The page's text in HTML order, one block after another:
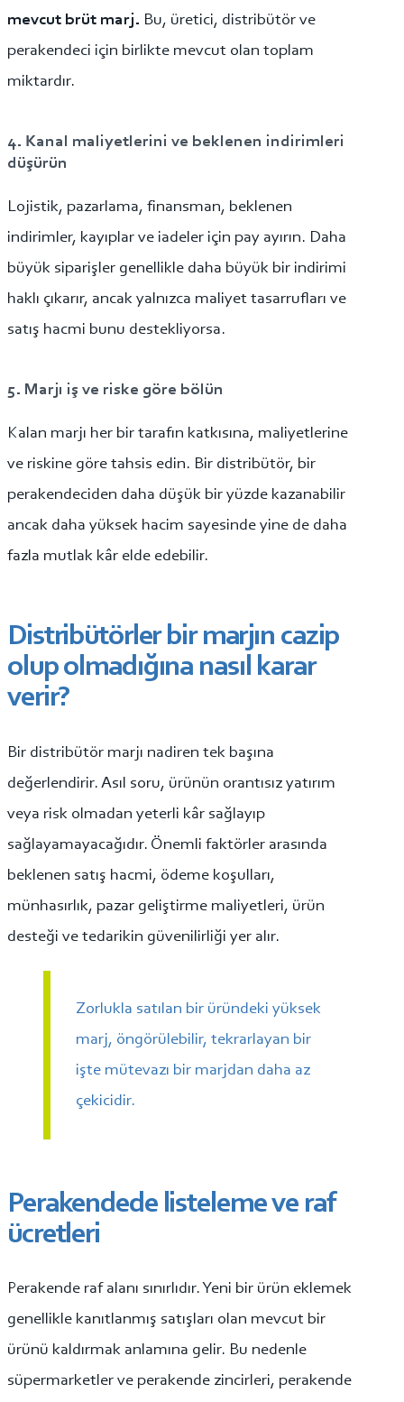
mevcut brüt marj. Bu, üretici, distribütör ve
perakendeci için birlikte mevcut olan toplam
miktardır.
4. Kanal maliyetlerini ve beklenen indirimleri
düşürün
Lojistik, pazarlama, finansman, beklenen
indirimler, kayıplar ve iadeler için pay ayırın. Daha
büyük siparişler genellikle daha büyük bir indirimi
haklı çıkarır, ancak yalnızca maliyet tasarrufları ve
satış hacmi bunu destekliyorsa.
5. Marjı iş ve riske göre bölün
Kalan marjı her bir tarafın katkısına, maliyetlerine
ve riskine göre tahsis edin. Bir distribütör, bir
perakendeciden daha düşük bir yüzde kazanabilir
ancak daha yüksek hacim sayesinde yine de daha
fazla mutlak kâr elde edebilir.
Distribütörler bir marjın cazip
olup olmadığına nasıl karar
verir?
Bir distribütör marjı nadiren tek başına
değerlendirir. Asıl soru, ürünün orantısız yatırım
veya risk olmadan yeterli kâr sağlayıp
sağlayamayacağıdır. Önemli faktörler arasında
beklenen satış hacmi, ödeme koşulları,
münhasırlık, pazar geliştirme maliyetleri, ürün
desteği ve tedarikin güvenilirliği yer alır.
Zorlukla satılan bir üründeki yüksek
marj, öngörülebilir, tekrarlayan bir
işte mütevazı bir marjdan daha az
çekicidir.
Perakendede listeleme ve raf
ücretleri
Perakende raf alanı sınırlıdır. Yeni bir ürün eklemek
genellikle kanıtlanmış satışları olan mevcut bir
ürünü kaldırmak anlamına gelir. Bu nedenle
süpermarketler ve perakende zincirleri, perakende